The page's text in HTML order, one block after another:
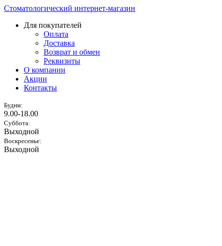
Стоматологический интернет-магазин
Для покупателей
Оплата
Доставка
Возврат и обмен
Реквизиты
О компании
Акции
Контакты
Будни:
9.00-18.00
Суббота:
Выходной
Воскресенье:
Выходной